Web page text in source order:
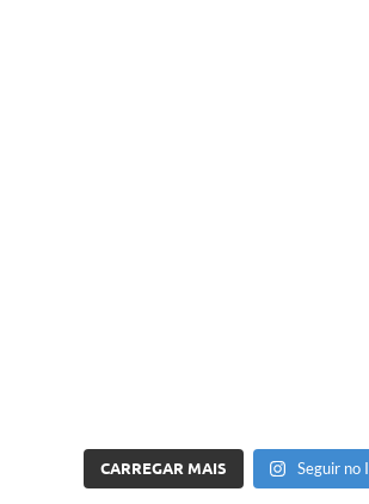
CARREGAR MAIS Seguir no